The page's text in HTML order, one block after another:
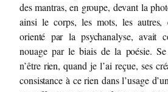
des mantras, en groupe, devant la
ainsi le corps, les mots, les autres,
orienté par la psychanalyse, avait
nouage par le biais de la poésie. Se
n’être rien, quand je l’ai reçue, ses
consistance à ce rien dans l’usage